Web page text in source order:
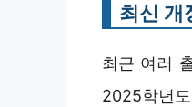
최신 개
최근 여러
2025학년